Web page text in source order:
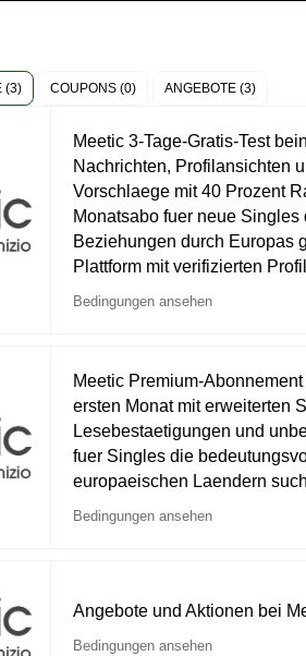
(3) COUPONS (0) ANGEBOTE (3)
Meetic 3-Tage-Gratis-Test
Nachrichten, Profilansichten
Vorschlaege mit 40 Prozent
Monatsabo fuer neue
Beziehungen durch Europas
Plattform mit verifizierten
Bedingungen ansehen
Meetic Premium-
ersten Monat mit erweiterten
Lesebestaetigungen und
fuer Singles die
europaeischen Laendern
Bedingungen ansehen
Angebote und Aktionen bei
Bedingungen ansehen